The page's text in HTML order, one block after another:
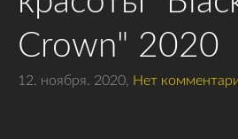
Crown" 2020
12. ноября. 2020, Нет